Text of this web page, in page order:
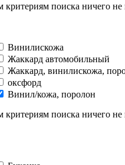
критериям поиска ничего не
Винилискожа
Жаккард автомобильный
Жаккард, винилискожа,
оксфорд
Винил/кожа, поролон
критериям поиска ничего не